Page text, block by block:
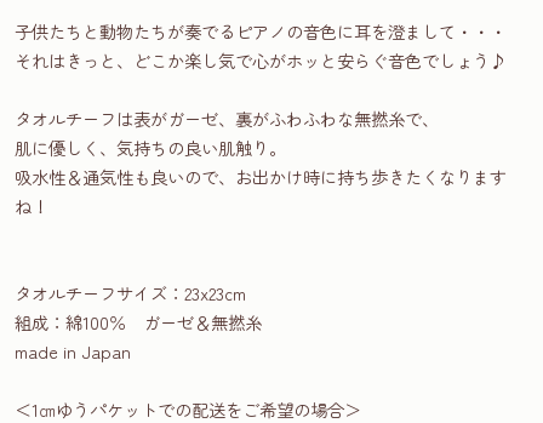
子供たちと動物たちが奏でるピアノの音色に耳を澄まして・・・
それはきっと、どこか楽し気で心がホッと安らぐ音色でしょう♪
タオルチーフは表がガーゼ、裏がふわふわな無撚糸で、
肌に優しく、気持ちの良い肌触り。
吸水性＆通気性も良いので、お出かけ時に持ち歩きたくなります
ね！
タオルチーフサイズ：23x23cm
組成：綿100％ ガーゼ＆無撚糸
made in Japan
＜1㎝ゆうパケットでの配送をご希望の場合＞